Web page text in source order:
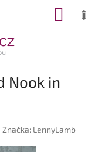
Nook in
Značka: LennyLamb